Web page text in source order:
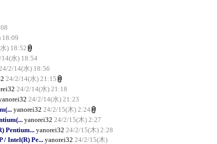
18:09
) 18:52
水) 18:54
2/14(水) 18:56
24/2/14(水) 21:15
24/2/14(水) 21:18
24/2/14(水) 21:23
yanorei32 24/2/15(木) 2:24
yanorei32 24/2/15(木) 2:27
Pentium... yanorei32 24/2/15(木) 2:28
/ Intel(R) Pe... yanorei32 24/2/15(木)